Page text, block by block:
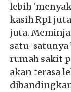
lebih
kasih Rp1
juta.
satu-satunya
rumah sakit
akan terasa